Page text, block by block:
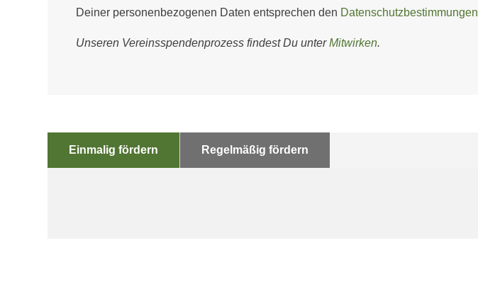
Deiner personenbezogenen Daten entsprechen den Datenschutzbestimmungen
Unseren Vereinsspendenprozess findest Du unterMitwirken.
Einmalig fördern Regelmäßig fördern